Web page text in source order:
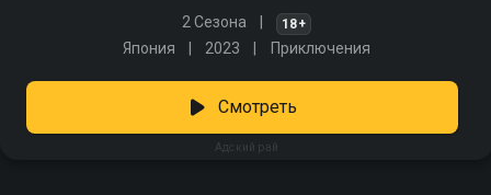
2 Сезона 18+
Япония 2023 Приключения
Адский рай
Смотреть